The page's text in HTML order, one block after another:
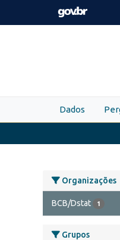
Skip to main content
Dados
Organizações
BCB/Dstat 1
Grupos